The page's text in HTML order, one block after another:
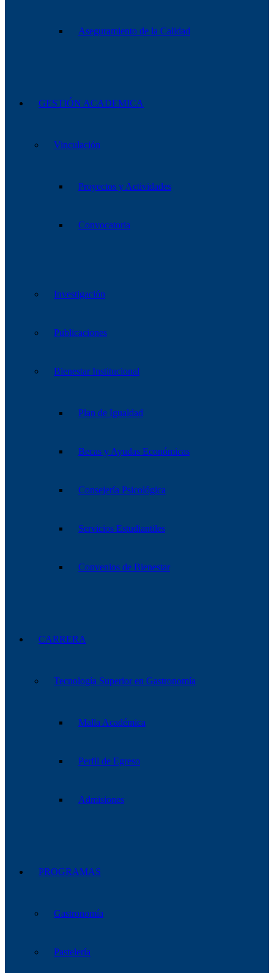
Aseguramiento de la Calidad
GESTIÓN ACADEMICA
Vinculación
Proyectos y Actividades
Convocatoria
Investigación
Publicaciones
Bienestar Institucional
Plan de Igualdad
Becas y Ayudas Económicas
Consejería Psicológica
Servicios Estudiantiles
Convenios de Bienestar
CARRERA
Tecnología Superior en Gastronomía
Malla Académica
Perfil de Egreso
Admisiones
PROGRAMAS
Gastronomía
Pastelería